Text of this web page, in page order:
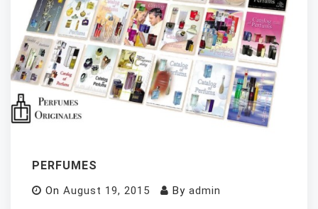
PERFUMES
On August 19, 2015 By admin